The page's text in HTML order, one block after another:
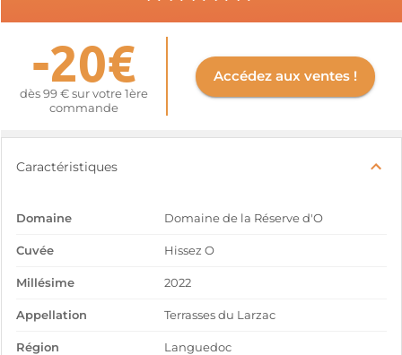
-20€
dès 99 € sur votre 1ère
commande
Accédez aux ventes !
Caractéristiques
Domaine Domaine de la Réserve d'O
Cuvée Hissez O
Millésime 2022
Appellation Terrasses du Larzac
Région Languedoc